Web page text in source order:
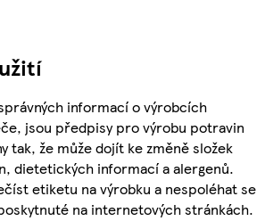
informací o výrobcích
jsou předpisy pro výrobu potravin
tak, že může dojít ke změně složek
dietetických informací a alergenů.
etiketu na výrobku a nespoléhat se
na internetových stránkách.